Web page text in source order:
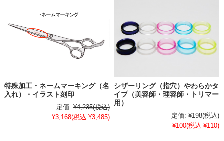
特殊加工・ネームマーキング（名
入れ）・イラスト刻印
定価: ¥4,235(税込)
¥3,168(税込 ¥3,485)
シザーリング（指穴）やわらかタ
イプ（美容師・理容師・トリマー
用）
定価: ¥198(税込)
¥100(税込 ¥110)